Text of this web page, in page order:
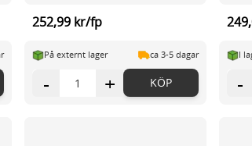
252,99 kr/fp
På externt lager ca 3-5 dagar
- + KÖP
I
-